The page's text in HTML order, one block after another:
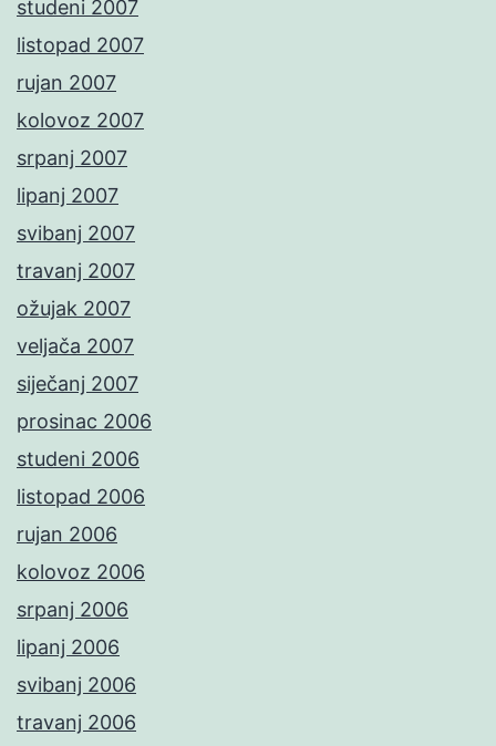
studeni 2007
listopad 2007
rujan 2007
kolovoz 2007
srpanj 2007
lipanj 2007
svibanj 2007
travanj 2007
ožujak 2007
veljača 2007
siječanj 2007
prosinac 2006
studeni 2006
listopad 2006
rujan 2006
kolovoz 2006
srpanj 2006
lipanj 2006
svibanj 2006
travanj 2006